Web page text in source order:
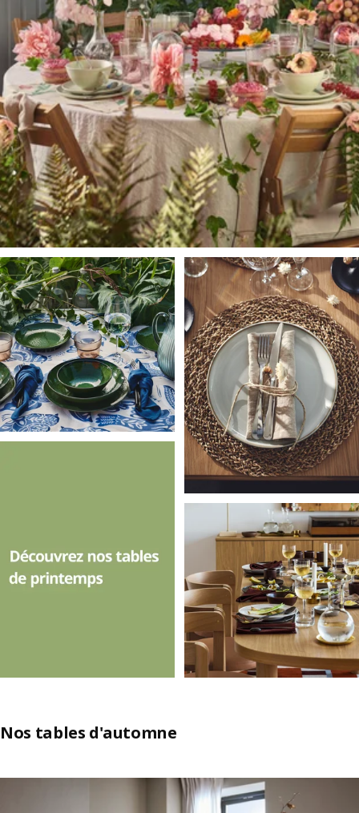
Nos tables d'automne